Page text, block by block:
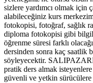
sizlere yardımcı olmak için
alabileceğiniz kurs
fotokopisi, fotoğraf, sağlık
diploma fotokopisi gibi
öğrenme süresi farklı
dersinden sonra kaç saatlik
söyleyecektir.
pratik ders almak
güvenli ve yetkin